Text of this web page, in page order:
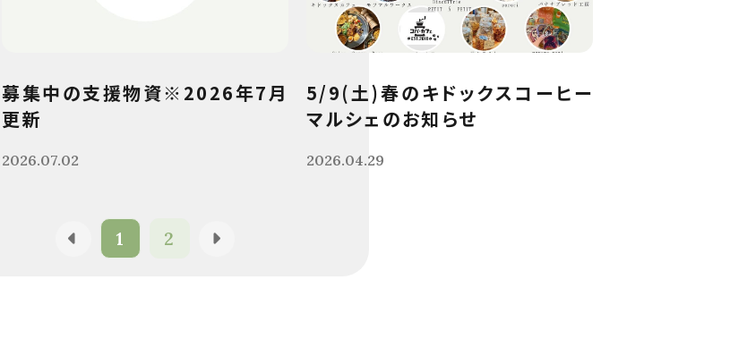
募集中の支援物資※2026年7月
更新
2026.07.02
5/9(土)春のキドックスコーヒー
マルシェのお知らせ
2026.04.29
1 2